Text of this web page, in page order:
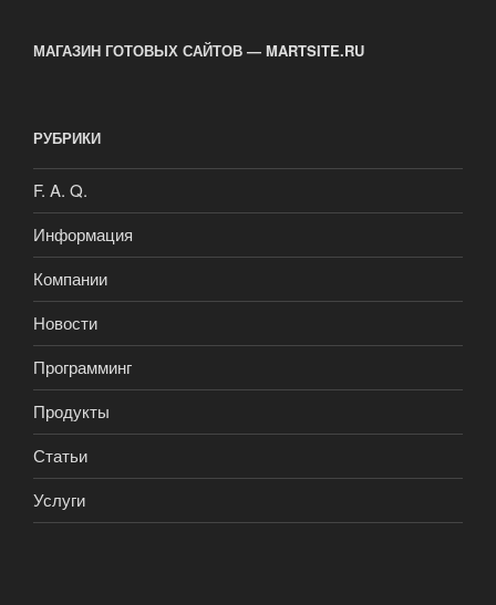
МАГАЗИН ГОТОВЫХ САЙТОВ — MARTSITE.RU
РУБРИКИ
F. A. Q.
Информация
Компании
Новости
Программинг
Продукты
Статьи
Услуги